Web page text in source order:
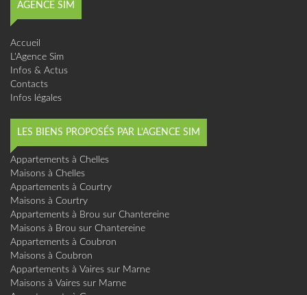
AGENCE SIM
Accueil
L'Agence Sim
Infos & Actus
Contacts
Infos légales
LES BIENS PROPOSÉS PAR L'AGENCE SIM
Appartements à Chelles
Maisons à Chelles
Appartements à Courtry
Maisons à Courtry
Appartements à Brou sur Chantereine
Maisons à Brou sur Chantereine
Appartements à Coubron
Maisons à Coubron
Appartements à Vaires sur Marne
Maisons à Vaires sur Marne